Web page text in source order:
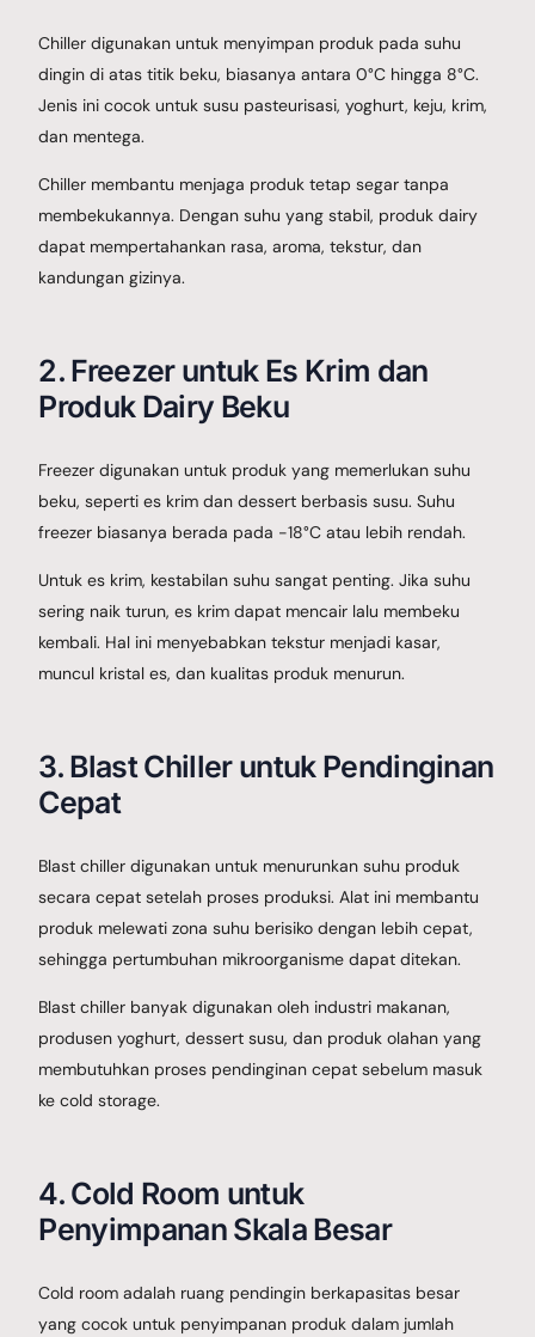
Chiller digunakan untuk menyimpan produk pada suhu
dingin di atas titik beku, biasanya antara 0°C hingga 8°C.
Jenis ini cocok untuk susu pasteurisasi, yoghurt, keju, krim,
dan mentega.
Chiller membantu menjaga produk tetap segar tanpa
membekukannya. Dengan suhu yang stabil, produk dairy
dapat mempertahankan rasa, aroma, tekstur, dan
kandungan gizinya.
2. Freezer untuk Es Krim dan
Produk Dairy Beku
Freezer digunakan untuk produk yang memerlukan suhu
beku, seperti es krim dan dessert berbasis susu. Suhu
freezer biasanya berada pada -18°C atau lebih rendah.
Untuk es krim, kestabilan suhu sangat penting. Jika suhu
sering naik turun, es krim dapat mencair lalu membeku
kembali. Hal ini menyebabkan tekstur menjadi kasar,
muncul kristal es, dan kualitas produk menurun.
3. Blast Chiller untuk Pendinginan
Cepat
Blast chiller digunakan untuk menurunkan suhu produk
secara cepat setelah proses produksi. Alat ini membantu
produk melewati zona suhu berisiko dengan lebih cepat,
sehingga pertumbuhan mikroorganisme dapat ditekan.
Blast chiller banyak digunakan oleh industri makanan,
produsen yoghurt, dessert susu, dan produk olahan yang
membutuhkan proses pendinginan cepat sebelum masuk
ke cold storage.
4. Cold Room untuk
Penyimpanan Skala Besar
Cold room adalah ruang pendingin berkapasitas besar
yang cocok untuk penyimpanan produk dalam jumlah